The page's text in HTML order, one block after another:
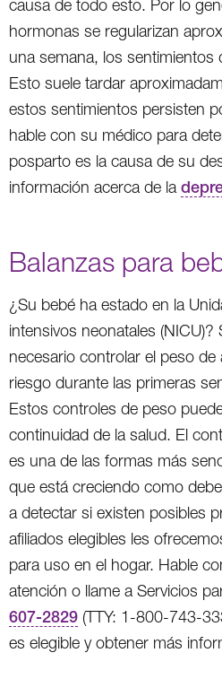
causa de todo esto. Por lo
hormonas se regularizan
una semana, los sentimientos
Esto suele tardar
estos sentimientos persisten
hable con su médico para
posparto es la causa de su
información acerca de la
Balanzas para
¿Su bebé ha estado en la
intensivos neonatales (NICU)?
necesario controlar el peso
riesgo durante las primeras
Estos controles de peso
continuidad de la salud. El
es una de las formas más
que está creciendo como
a detectar si existen posibles
afiliados elegibles les
para uso en el hogar. Hable
atención o llame a Servicios
607-2829 (TTY: 1-800-743-
es elegible y obtener más